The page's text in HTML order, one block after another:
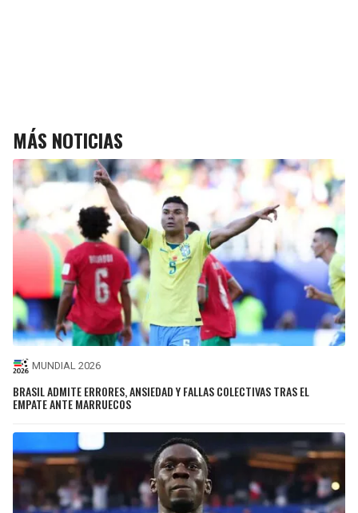
MÁS NOTICIAS
MUNDIAL 2026
BRASIL ADMITE ERRORES, ANSIEDAD Y FALLAS COLECTIVAS TRAS EL
EMPATE ANTE MARRUECOS